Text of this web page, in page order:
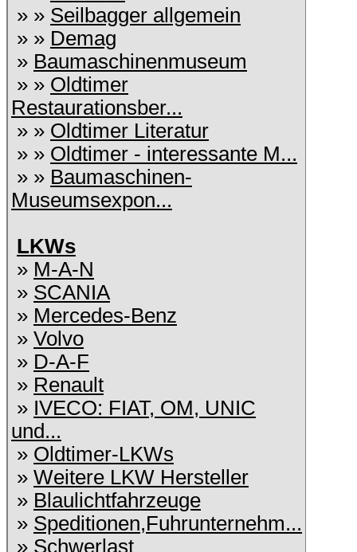
» » Seilbagger allgemein
» » Demag
» Baumaschinenmuseum
» » Oldtimer
Restaurationsber...
» » Oldtimer Literatur
» » Oldtimer - interessante M...
» » Baumaschinen-
Museumsexpon...
LKWs
» M-A-N
» SCANIA
» Mercedes-Benz
» Volvo
» D-A-F
» Renault
» IVECO: FIAT, OM, UNIC
und...
» Oldtimer-LKWs
» Weitere LKW Hersteller
» Blaulichtfahrzeuge
» Speditionen,Fuhrunternehm...
» Schwerlast